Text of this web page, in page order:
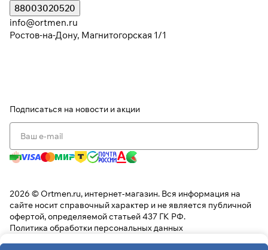
88003020520
info@ortmen.ru
Ростов-на-Дону, Магнитогорская 1/1
Подписаться на новости и акции
2026 © Ortmen.ru, интернет-магазин. Вся информация на
сайте носит справочный характер и не является публичной
офертой, определяемой статьей 437 ГК РФ.
Политика обработки персональных данных